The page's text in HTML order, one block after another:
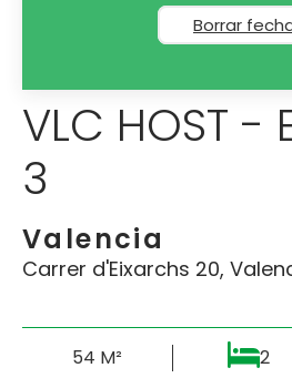
VLC HOST -
3
Valencia
Carrer d'Eixarchs 20,
54 M² 2
Borrar